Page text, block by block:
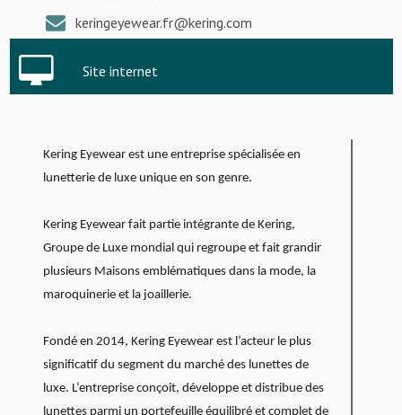
keringeyewear.fr@kering.com
Site internet
Kering Eyewear est une entreprise spécialisée en
lunetterie de luxe unique en son genre.
Kering Eyewear fait partie intégrante de Kering,
Groupe de Luxe mondial qui regroupe et fait grandir
plusieurs Maisons emblématiques dans la mode, la
maroquinerie et la joaillerie.
Fondé en 2014, Kering Eyewear est l’acteur le plus
significatif du segment du marché des lunettes de
luxe. L’entreprise conçoit, développe et distribue des
lunettes parmi un portefeuille équilibré et complet de